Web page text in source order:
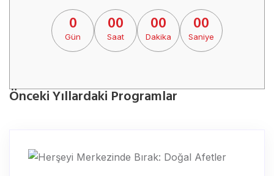
0
Gün
00
Saat
00
Dakika
00
Saniye
Önceki Yıllardaki Programlar